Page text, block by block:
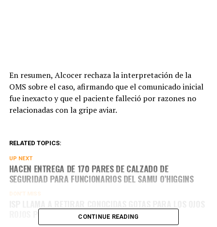
En resumen, Alcocer rechaza la interpretación de la
OMS sobre el caso, afirmando que el comunicado inicial
fue inexacto y que el paciente falleció por razones no
relacionadas con la gripe aviar.
RELATED TOPICS:
UP NEXT
HACEN ENTREGA DE 170 PARES DE CALZADO DE
SEGURIDAD PARA FUNCIONARIOS DEL SAMU O’HIGGINS
DON'T MISS
ROJOS POR PRESENCIA DE IMPUREZAS
CONTINUE READING